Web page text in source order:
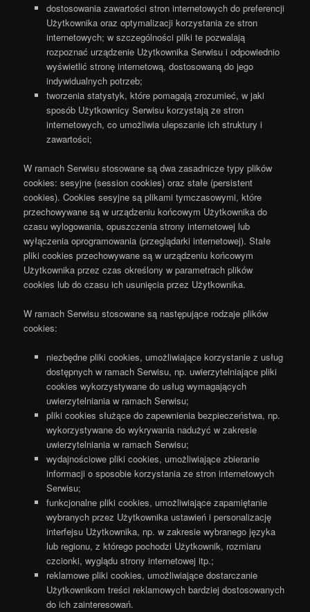
dostosowania zawartości stron internetowych do preferencji
Użytkownika oraz optymalizacji korzystania ze stron
internetowych; w szczególności pliki te pozwalają
rozpoznać urządzenie Użytkownika Serwisu i odpowiednio
wyświetlić stronę internetową, dostosowaną do jego
indywidualnych potrzeb;
tworzenia statystyk, które pomagają zrozumieć, w jaki
sposób Użytkownicy Serwisu korzystają ze stron
internetowych, co umożliwia ulepszanie ich struktury i
zawartości;
W ramach Serwisu stosowane są dwa zasadnicze typy plików
cookies: sesyjne (session cookies) oraz stałe (persistent
cookies). Cookies sesyjne są plikami tymczasowymi, które
przechowywane są w urządzeniu końcowym Użytkownika do
czasu wylogowania, opuszczenia strony internetowej lub
wyłączenia oprogramowania (przeglądarki internetowej). Stałe
pliki cookies przechowywane są w urządzeniu końcowym
Użytkownika przez czas określony w parametrach plików
cookies lub do czasu ich usunięcia przez Użytkownika.
W ramach Serwisu stosowane są następujące rodzaje plików
cookies:
niezbędne pliki cookies, umożliwiające korzystanie z usług
dostępnych w ramach Serwisu, np. uwierzytelniające pliki
cookies wykorzystywane do usług wymagających
uwierzytelniania w ramach Serwisu;
pliki cookies służące do zapewnienia bezpieczeństwa, np.
wykorzystywane do wykrywania nadużyć w zakresie
uwierzytelniania w ramach Serwisu;
wydajnościowe pliki cookies, umożliwiające zbieranie
informacji o sposobie korzystania ze stron internetowych
Serwisu;
funkcjonalne pliki cookies, umożliwiające zapamiętanie
wybranych przez Użytkownika ustawień i personalizację
interfejsu Użytkownika, np. w zakresie wybranego języka
lub regionu, z którego pochodzi Użytkownik, rozmiaru
czcionki, wyglądu strony internetowej itp.;
reklamowe pliki cookies, umożliwiające dostarczanie
Użytkownikom treści reklamowych bardziej dostosowanych
do ich zainteresowań.